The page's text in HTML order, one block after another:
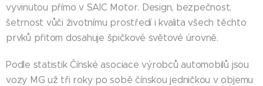
vyvinutou přímo v SAIC Motor. Design, bezpečnost,
šetrnost vůči životnímu prostředí i kvalita všech těchto
prvků přitom dosahuje špičkové světové úrovně.
Podle statistik Čínské asociace výrobců automobilů jsou
vozy MG už tři roky po sobě čínskou jedničkou v objemu